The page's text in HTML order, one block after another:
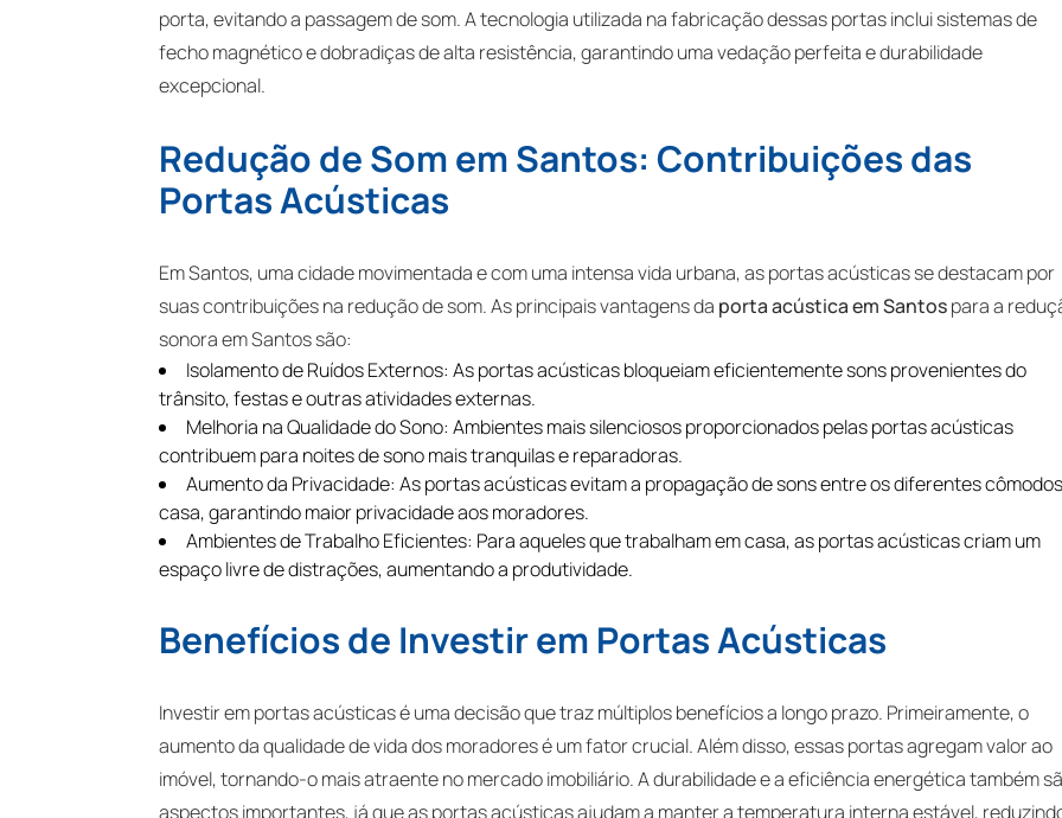
porta, evitando a passagem de som. A tecnologia utilizada na fabricação dessas portas inclui sistemas de
fecho magnético e dobradiças de alta resistência, garantindo uma vedação perfeita e durabilidade
excepcional.
Redução de Som em Santos: Contribuições das
Portas Acústicas
Em Santos, uma cidade movimentada e com uma intensa vida urbana, as portas acústicas se destacam por
suas contribuições na redução de som. As principais vantagens da porta acústica em Santospara a
sonora em Santos são:
Isolamento de Ruídos Externos: As portas acústicas bloqueiam eficientemente sons provenientes do
trânsito, festas e outras atividades externas.
Melhoria na Qualidade do Sono: Ambientes mais silenciosos proporcionados pelas portas acústicas
contribuem para noites de sono mais tranquilas e reparadoras.
Aumento da Privacidade: As portas acústicas evitam a propagação de sons entre os diferentes
casa, garantindo maior privacidade aos moradores.
Ambientes de Trabalho Eficientes: Para aqueles que trabalham em casa, as portas acústicas criam um
espaço livre de distrações, aumentando a produtividade.
Benefícios de Investir em Portas Acústicas
Investir em portas acústicas é uma decisão que traz múltiplos benefícios a longo prazo. Primeiramente, o
aumento da qualidade de vida dos moradores é um fator crucial. Além disso, essas portas agregam valor ao
imóvel, tornando-o mais atraente no mercado imobiliário. A durabilidade e a eficiência energética também
aspectos importantes, já que as portas acústicas ajudam a manter a temperatura interna estável,